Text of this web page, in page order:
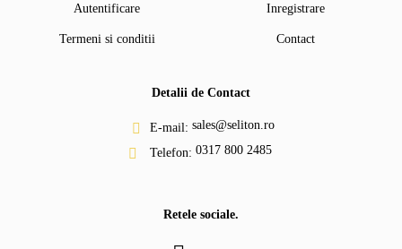
Autentificare Inregistrare
Termeni si conditii Contact
Detalii de Contact
E-mail: sales@seliton.ro
Telefon: 0317 800 2485
Retele sociale.